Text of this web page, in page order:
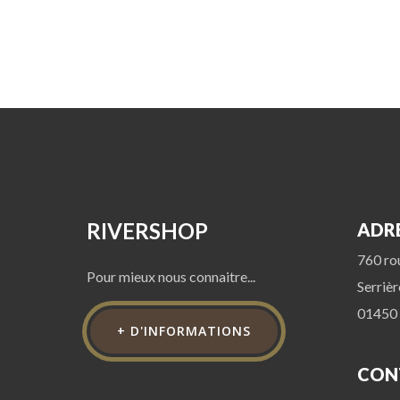
RIVERSHOP
Pour mieux nous connaitre...
+ D'INFORMATIONS
760
01450